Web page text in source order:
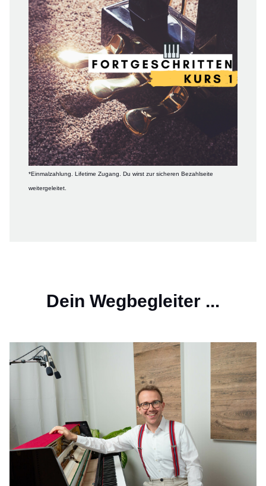
*Einmalzahlung. Lifetime Zugang. Du wirst zur sicheren Bezahlseite
weitergeleitet.
Dein Wegbegleiter ...